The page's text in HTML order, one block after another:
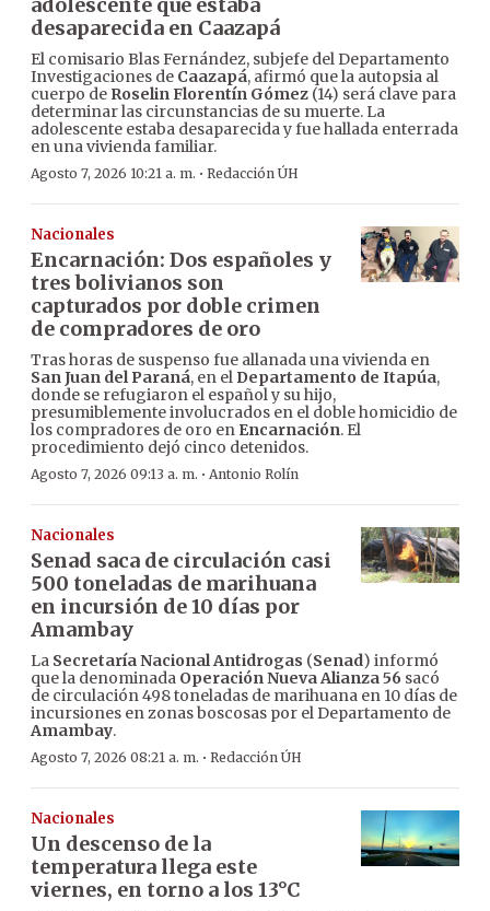
adolescente que estaba
desaparecida en Caazapá
El comisario Blas Fernández, subjefe del Departamento
Investigaciones de Caazapá, afirmó que la autopsia al
cuerpo de Roselin Florentín Gómez (14) será clave para
determinar las circunstancias de su muerte. La
adolescente estaba desaparecida y fue hallada enterrada
en una vivienda familiar.
Agosto 7, 2026 10:21 a. m. · Redacción ÚH
Nacionales
Encarnación: Dos españoles y
tres bolivianos son
capturados por doble crimen
de compradores de oro
Tras horas de suspenso fue allanada una vivienda en
San Juan del Paraná, en el Departamento de Itapúa,
donde se refugiaron el español y su hijo,
presumiblemente involucrados en el doble homicidio de
los compradores de oro en Encarnación. El
procedimiento dejó cinco detenidos.
Agosto 7, 2026 09:13 a. m. · Antonio Rolín
Nacionales
Senad saca de circulación casi
500 toneladas de marihuana
en incursión de 10 días por
Amambay
La Secretaría Nacional Antidrogas (Senad) informó
que la denominada Operación Nueva Alianza 56 sacó
de circulación 498 toneladas de marihuana en 10 días de
incursiones en zonas boscosas por el Departamento de
Amambay.
Agosto 7, 2026 08:21 a. m. · Redacción ÚH
Nacionales
Un descenso de la
temperatura llega este
viernes, en torno a los 13°C